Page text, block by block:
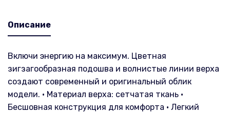
Описание
Включи энергию на максимум. Цветная
зигзагообразная подошва и волнистые линии верха
создают современный и оригинальный облик
модели. • Материал верха: сетчатая ткань •
Бесшовная конструкция для комфорта • Легкий